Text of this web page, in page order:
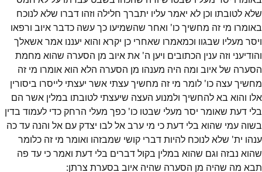
שלא לטובתו וכן לא יאמר עליו יתברך חלילה וזהו דברו שלא לנוכח
באומרו מי זה מחשיך כו' ואחר שהשמיעו כך עשה כדבר איוב ורפאו
ויסר מעליו שבגוו וכמאמרו שאחרי כן יקרא והוא יעננו אמר אשאלך
והודיעני וזה ענין הכתובים ויען ה' את איוב מן הסערה שהוא מחמת
הסערה של איוב ומה היה מענהו מן הסערה הלא הוא אומרו מי זה
מחשיך עצה כו' לומר מי זה מחשיך עצתי אשר יעצתי לייסרו ביסורין
אלו והוא בא להחשיך ולמנוע העצה שיעצתי לטובתו במלין אשר הם
בלי דעת שאומר יסר מעלי שבטו כו' כפך מעלי הרחק כדי לעמוד בדין
בשוה עמי שהוא בלי דעת כי מי ערב אל לבו יצדק עם אל והנה עד כה
ענהו ית' שלא לנוכח להיות דברי קושי שמבזהו ואומר מי זה כלומר
שהוא נבזה וגם שהוא במלין בקול דברים בלי דעת ואמר כי עד פה
תבא מה שהיה מן הסערה שהיה איוב בסערת צרתן: